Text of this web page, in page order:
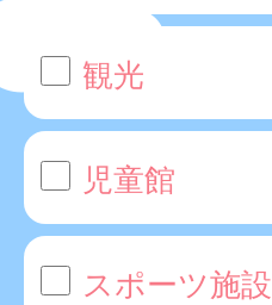
観光
児童館
スポーツ施設